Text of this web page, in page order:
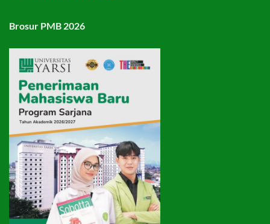
Brosur PMB 2026